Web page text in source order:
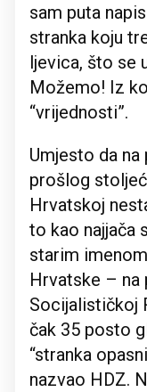
sam puta
stranka koju
ljevica, što se
Možemo! Iz
“vrijednosti”.
Umjesto da
prošlog
Hrvatskoj
to kao najjača
starim
Hrvatske – na
Socijalističkoj
čak 35 posto
“stranka
nazvao HDZ.